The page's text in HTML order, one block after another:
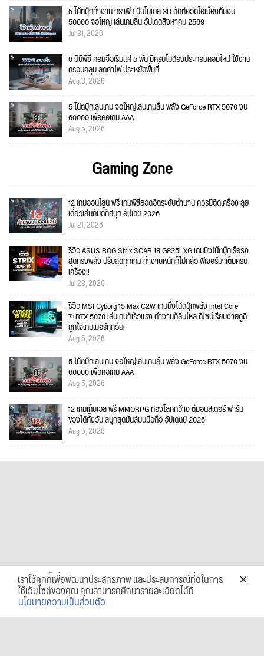
5 โน้ตบุ๊กทำงาน กราฟิก ปั้นโมเดล 3D ตัดต่อวีดีโอเบื้องต้นงบ
50000 จอใหญ่ เล่นเกมลื่น อัปเดตสิงหาคม 2569
Jul 31, 2026
6 มินิพีซี คอมจิ๋วเริ่มแค่ 5 พัน มีครบไม่ต้องประกอบคอมใหม่ ใช้งาน
ครอบคลุม ลดค่าไฟ ประหยัดพื้นที่
Aug 3, 2026
5 โน้ตบุ๊กเล่นเกม จอใหญ่เล่นเกมลื่น พลัง GeForce RTX 5070 งบ
60000 เพื่อคอเกม AAA
Aug 5, 2026
Gaming Zone
12 เกมออนไลน์ ฟรี เกมพีซียอดฮิตระดับตำนาน ควรมีติดเครื่อง ลุย
เดี่ยวเล่นกับตี้ก็สนุก อัปเดต 2026
Jul 21, 2026
รีวิว ASUS ROG Strix SCAR 18 G835LXG เกมมิ่งโน้ตบุ๊กเรือธง
สุดทรงพลัง ปรับสุดทุกเกม ทำงานหนักก็ไม่กลัว ฟีเจอร์มาเต็มครบ
เครื่อง!!
Jul 28, 2026
รีวิว MSI Cyborg 15 Max C2W เกมมิ่งโน้ตบุ๊คพลัง Intel Core
7+RTX 5070 เล่นเกมก็เร็วแรง ทำงานก็ลื่นไหล ดีไซน์เรียบง่ายดูดี
ถูกใจเกมเมอร์ทุกวัย!
Aug 5, 2026
5 โน้ตบุ๊กเล่นเกม จอใหญ่เล่นเกมลื่น พลัง GeForce RTX 5070 งบ
60000 เพื่อคอเกม AAA
Aug 5, 2026
12 เกมเก็บเวล ฟรี MMORPG ท่องโลกกว้าง ตีมอนสเตอร์ ฟาร์ม
ของได้ทั้งวัน สนุกสุดมันส์บนมือถือ อัปเดตปี 2026
Aug 5, 2026
เราใช้คุกกี้เพื่อพัฒนาประสิทธิภาพ และประสบการณ์ที่ดีในการ
ใช้เว็บไซต์ของคุณ คุณสามารถศึกษารายละเอียดได้ที่
นโยบายความเป็นส่วนตัว